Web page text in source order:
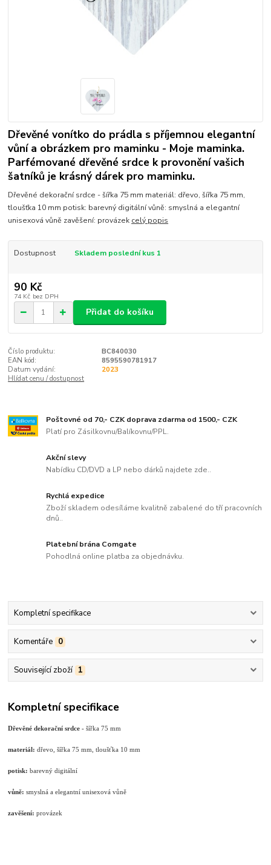
Dřevěné vonítko do prádla s příjemnou elegantní
vůní a obrázkem pro maminku - Moje maminka.
Parfémované dřevěné srdce k provonění vašich
šatníků je krásný dárek pro maminku.
Dřevěné dekorační srdce - šířka 75 mm materiál: dřevo, šířka 75 mm,
tloušťka 10 mm potisk: barevný digitální vůně: smyslná a elegantní
unisexová vůně zavěšení: provázek celý popis
Dostupnost Skladem poslední kus 1
90 Kč
74 Kč bez DPH
Přidat do košíku
Číslo produktu:
BC840030
EAN kód:
8595590781917
Datum vydání:
2023
Hlídat cenu / dostupnost
Poštovné od 70,- CZK doprava zdarma od 1500,- CZK
Platí pro Zásilkovnu/Balíkovnu/PPL.
Akční slevy
Nabídku CD/DVD a LP nebo dárků najdete zde..
Rychlá expedice
Zboží skladem odesíláme kvalitně zabalené do tří pracovních
dnů..
Platební brána Comgate
Pohodlná online platba za objednávku.
Kompletní specifikace
Komentáře 0
Související zboží 1
Kompletní specifikace
Dřevěné dekorační srdce -šířka 75 mm
materiál: dřevo, šířka 75 mm, tloušťka 10 mm
potisk: barevný digitální
vůně: smyslná a elegantní unisexová vůně
zavěšení: provázek